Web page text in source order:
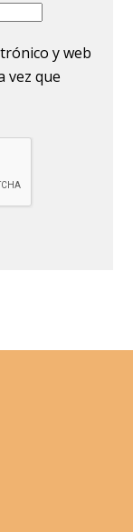
y web
vez que